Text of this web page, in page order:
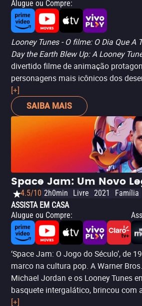
Alugue ou Compre:
Looney Tunes - O filme: O Dia Que A
Day the Earth Blew Up: A Looney
divertido filme de animação
personagens mais icônicos dos
Warner: Gaguinho e Patolino, que
proteger o mundo de um plano de
Um filme de animação 2D – e com
além disso – pode parecer um
animação 3D com texturas
estilos. No entanto, os clássicos
razão, e este filme está repleto do
Looney Tunes que tanto influenciou
décadas (além de ser o primeiro
totalmente animado com esses
filmes comoSpace Jam
continham
action).
[+]
SAIBA MAIS
Space Jam: Um Novo
4.5/10 2h0min Livre 2021
Família
ASSISTA EM CASA
Alugue ou Compre:
‘Space Jam: O Jogo do Século’, de
marco na cultura pop. A Warner
Michael Jordan e os Looney Tunes
basquete intergalático, brincou com
milhões de crianças. Hoje, faz parte
[+]